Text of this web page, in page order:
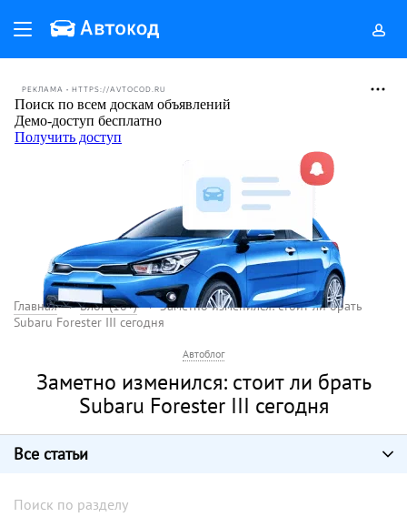
РЕКЛАМА • HTTPS://AVTOCOD.RU
Главная Блог (18+)
Заметно изменился: стоит ли брать
Subaru Forester III сегодня
Автоблог
Заметно изменился: стоит ли брать
Subaru Forester III сегодня
Все статьи